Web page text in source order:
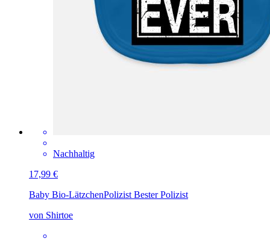
Nachhaltig
17,99 €
Baby Bio-LätzchenPolizist Bester Polizist
von Shirtoe